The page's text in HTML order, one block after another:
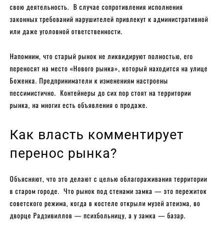
свою деятельность. В случае сопротивления исполнения
законных требований нарушителей привлекут к административной
или даже уголовной ответственности.
Напомним, что старый рынок не ликвидируют полностью, его
переносят на место «Нового рынка», который находится на улице
Боженка. Предприниматели к изменениям настроены
пессимистично. Контейнеры до сих пор стоят на территории
рынка, на многих есть объявления о продаже.
Как власть комментирует
перенос рынка?
Объясняют, что это делают с целью облагораживания территории
в старом городе. Что рынок под стенами замка — это пережиток
советского режима, когда в костеле открыли музей атеизма, во
дворце Радзивиллов — психбольницу, а у замка — базар.